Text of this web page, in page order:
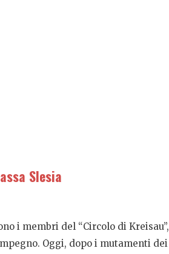
Slesia
i membri del “Circolo di Kreisau”,
Oggi, dopo i mutamenti dei